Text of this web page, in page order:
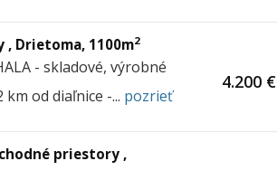
Drietoma, 1100m2
- skladové, výrobné
od diaľnice -... pozrieť
4.200 €
priestory ,